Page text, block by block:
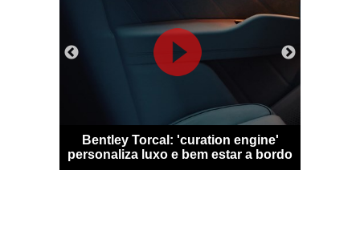
Bentley Torcal: 'curation engine'
personaliza luxo e bem estar a bordo